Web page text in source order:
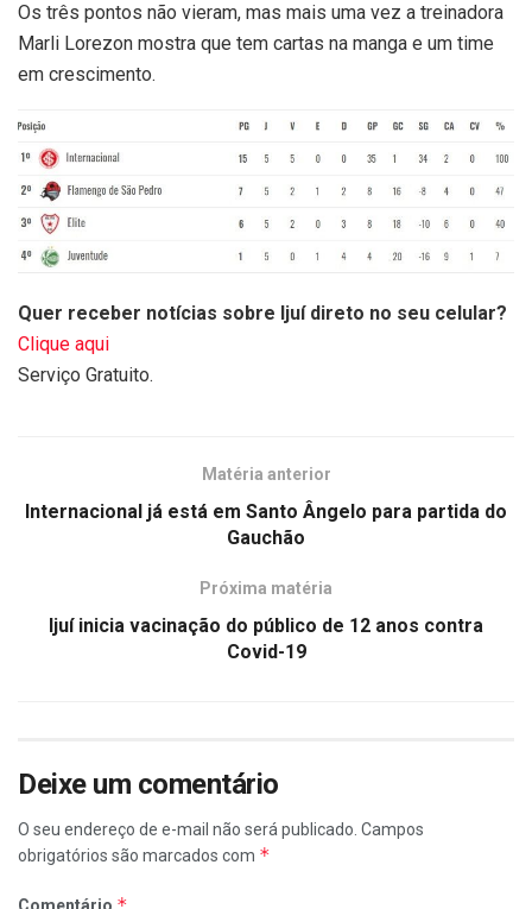
Os três pontos não vieram, mas mais uma vez a treinadora
Marli Lorezon mostra que tem cartas na manga e um time
em crescimento.
Quer receber notícias sobre Ijuí direto no seu celular?
Clique aqui
Serviço Gratuito.
Matéria anterior
Internacional já está em Santo Ângelo para partida do
Gauchão
Próxima matéria
Ijuí inicia vacinação do público de 12 anos contra
Covid-19
Deixe um comentário
O seu endereço de e-mail não será publicado. Campos
obrigatórios são marcados com *
Comentário *